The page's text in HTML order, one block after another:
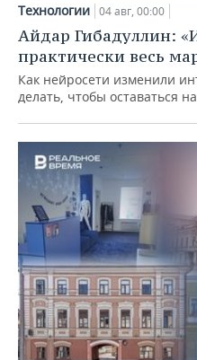
Технологии 04 авг, 00:00
Айдар Гибадуллин:
практически весь
Как нейросети изменили
делать, чтобы оставаться